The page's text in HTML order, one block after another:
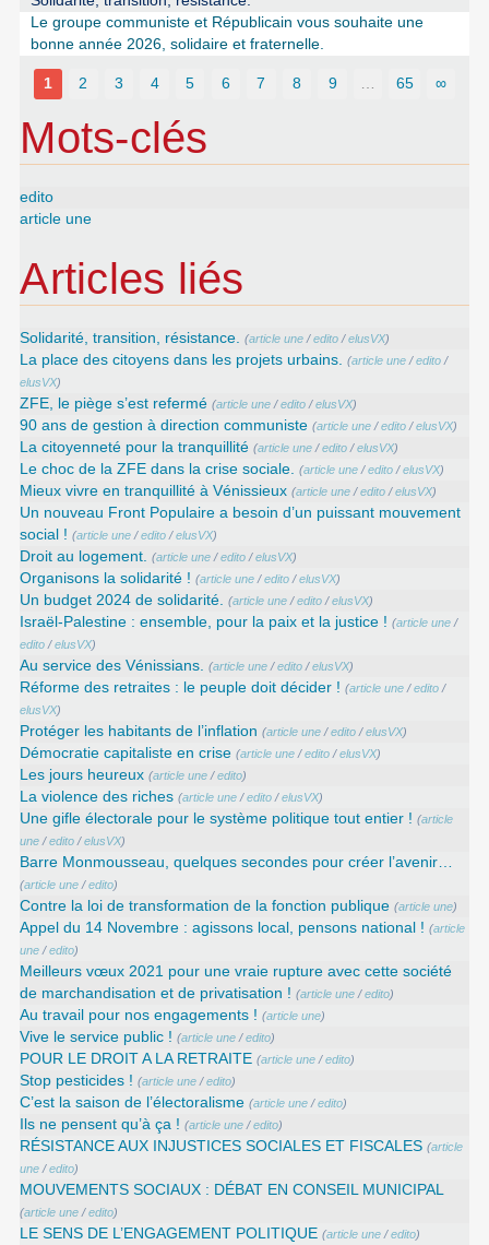
Le groupe communiste et Républicain vous souhaite une
bonne année 2026, solidaire et fraternelle.
1 2 3 4 5 6 7 8 9 … 65 ∞
Mots-clés
edito
article une
Articles liés
Solidarité, transition, résistance. (article une /edito /elusVX)
La place des citoyens dans les projets urbains. (article une /edito /
elusVX)
ZFE, le piège s’est refermé (article une /edito /elusVX)
90 ans de gestion à direction communiste (article une /edito /elusVX)
La citoyenneté pour la tranquillité (article une /edito /elusVX)
Le choc de la ZFE dans la crise sociale. (article une /edito /elusVX)
Mieux vivre en tranquillité à Vénissieux (article une /edito /elusVX)
Un nouveau Front Populaire a besoin d’un puissant mouvement
social ! (article une /edito /elusVX)
Droit au logement. (article une /edito /elusVX)
Organisons la solidarité ! (article une /edito /elusVX)
Un budget 2024 de solidarité. (article une /edito /elusVX)
Israël-Palestine : ensemble, pour la paix et la justice ! (article une /
edito /elusVX)
Au service des Vénissians. (article une /edito /elusVX)
Réforme des retraites : le peuple doit décider ! (article une /edito /
elusVX)
Protéger les habitants de l’inflation (article une /edito /elusVX)
Démocratie capitaliste en crise (article une /edito /elusVX)
Les jours heureux (article une /edito)
La violence des riches (article une /edito /elusVX)
Une gifle électorale pour le système politique tout entier ! (article
une /edito /elusVX)
Barre Monmousseau, quelques secondes pour créer l’avenir…
(article une /edito)
Contre la loi de transformation de la fonction publique (article une)
Appel du 14 Novembre : agissons local, pensons national ! (article
une /edito)
Meilleurs vœux 2021 pour une vraie rupture avec cette société
de marchandisation et de privatisation ! (article une /edito)
Au travail pour nos engagements ! (article une)
Vive le service public ! (article une /edito)
POUR LE DROIT A LA RETRAITE (article une /edito)
Stop pesticides ! (article une /edito)
C’est la saison de l’électoralisme (article une /edito)
Ils ne pensent qu’à ça ! (article une /edito)
RÉSISTANCE AUX INJUSTICES SOCIALES ET FISCALES (article
une /edito)
MOUVEMENTS SOCIAUX : DÉBAT EN CONSEIL MUNICIPAL
(article une /edito)
LE SENS DE L’ENGAGEMENT POLITIQUE (article une /edito)